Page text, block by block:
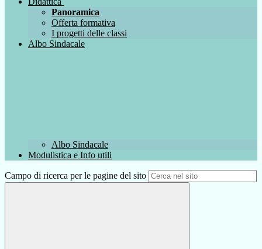
Panoramica
Offerta formativa
I progetti delle classi
Albo Sindacale
Albo Sindacale
Modulistica e Info utili
Campo di ricerca per le pagine del sito